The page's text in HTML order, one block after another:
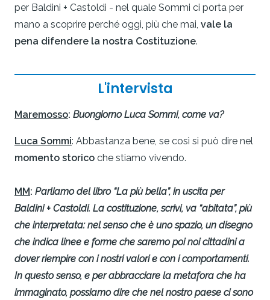
per Baldini + Castoldi - nel quale Sommi ci porta per
mano a scoprire perché oggi, più che mai, vale la
pena difendere la nostra Costituzione.
L'intervista
Maremosso: Buongiorno Luca Sommi, come va?
Luca Sommi: Abbastanza bene, se così si può dire nel
momento storico che stiamo vivendo.
MM: Parliamo del libro “La più bella”, in uscita per
Baldini + Castoldi. La costituzione, scrivi, va “abitata”, più
che interpretata: nel senso che è uno spazio, un disegno
che indica linee e forme che saremo poi noi cittadini a
dover riempire con i nostri valori e con i comportamenti.
In questo senso, e per abbracciare la metafora che ha
immaginato, possiamo dire che nel nostro paese ci sono